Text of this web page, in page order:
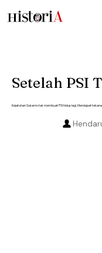
Setelah PSI
Kejatuhan Sukarno tak membuat PSI hidup lagi. Mendapat